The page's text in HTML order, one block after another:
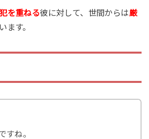
を重ねる彼に対して、世間からは厳
ます。
すね。